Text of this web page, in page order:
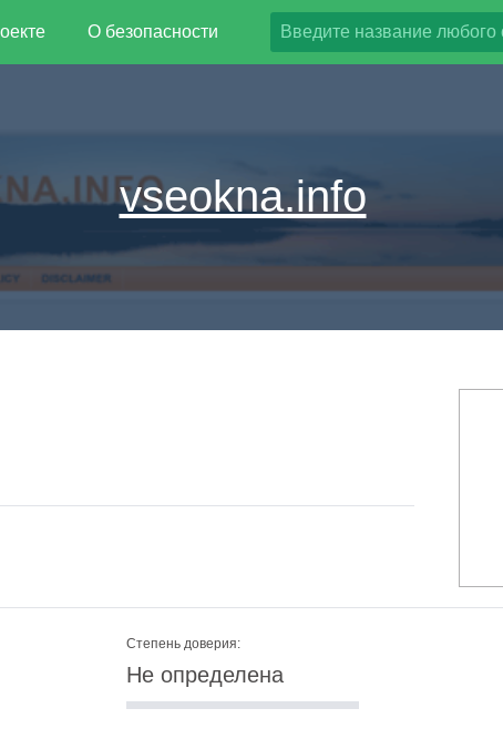
О безопасности
vseokna.info
Степень доверия:
Не определена